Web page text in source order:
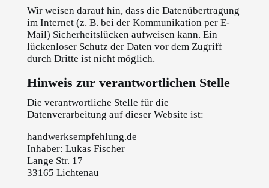
Wir weisen darauf hin, dass die Datenübertragung
im Internet (z. B. bei der Kommunikation per E-
Mail) Sicherheitslücken aufweisen kann. Ein
lückenloser Schutz der Daten vor dem Zugriff
durch Dritte ist nicht möglich.
Hinweis zur verantwortlichen Stelle
Die verantwortliche Stelle für die
Datenverarbeitung auf dieser Website ist:
handwerksempfehlung.de
Inhaber: Lukas Fischer
Lange Str. 17
33165 Lichtenau